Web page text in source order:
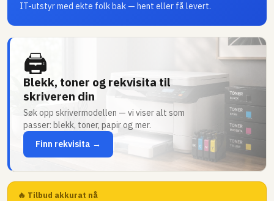
IT-utstyr med ekte folk bak — hent eller få levert.
🖨
Blekk, toner og rekvisita til
skriveren din
Søk opp skrivermodellen — vi viser alt som
passer: blekk, toner, papir og mer.
Finn rekvisita →
🔥 Tilbud akkurat nå